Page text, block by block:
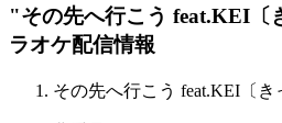
"その先へ行こう feat.KEI〔
ラオケ配信情報
その先へ行こう feat.KEI〔き